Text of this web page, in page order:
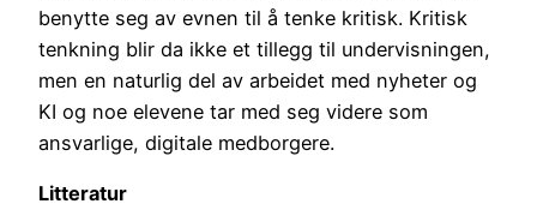
benytte seg av evnen til å tenke kritisk. Kritisk
tenkning blir da ikke et tillegg til undervisningen,
men en naturlig del av arbeidet med nyheter og
KI og noe elevene tar med seg videre som
ansvarlige, digitale medborgere.
Litteratur